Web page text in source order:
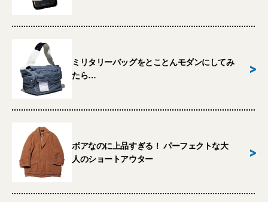
ミリタリーバッグをとことんモダンにしてみ
たら…
>
ボアなのに上品すぎる！ パーフェクトな大
人のショートアウター
>